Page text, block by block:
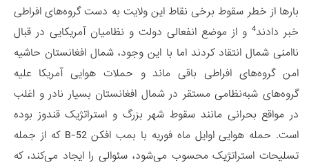
بارها از خطر سقوط برخی نقاط این ولایت به دست گروه‌های افراطی
خبر دادند4 و از موضع انفعالی دولت و نظامیان آمریکایی در قبال
ناامنی شمال انتقاد کردند اما با این وجود، شمال افغانستان حاشیه
امن گروه‌های افراطی باقی ماند و حملات هوایی آمریکا علیه
گروه‌های شبه‌نظامی مستقر در شمال افغانستان بسیار نادر و اغلب
در مواقع بحرانی مانند سقوط شهر بزرگ و استراتژیک قندوز بوده
است. حمله هوایی اوایل ماه فوریه با بمب افکن B-52 که از جمله
تسلیحات استراتژیک محسوب می‌شود، سئوالی را ایجاد می‌کند، که